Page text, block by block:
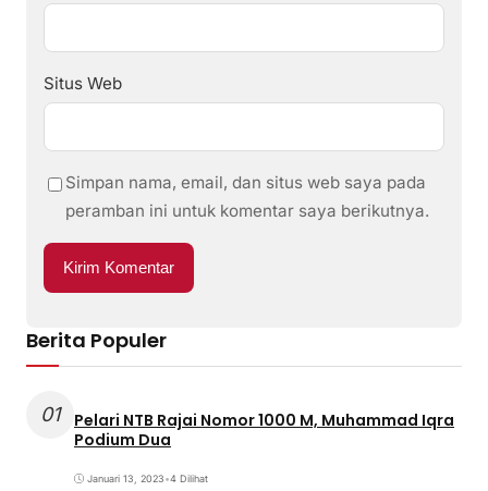
Situs Web
Simpan nama, email, dan situs web saya pada
peramban ini untuk komentar saya berikutnya.
Berita Populer
01
Pelari NTB Rajai Nomor 1000 M, Muhammad Iqra
Podium Dua
Januari 13, 2023•4 Dilihat